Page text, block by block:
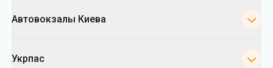
Автовокзалы Киева
Укрпас